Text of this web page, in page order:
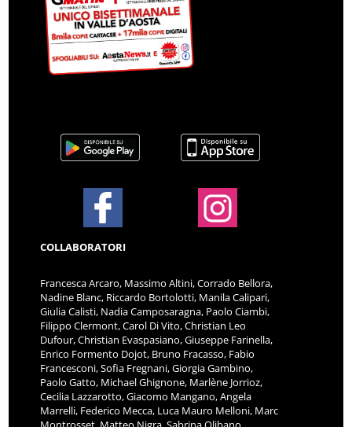
COLLABORATORI
Francesca Arcaro, Massimo Altini, Corrado Bellora,
Nadine Blanc, Riccardo Bortolotti, Manila Calipari,
Giulia Calisti, Nadia Camposaragna, Paolo Ciambi,
Filippo Clermont, Carol Di Vito, Christian Leo
Dufour, Christian Evaspasiano, Giuseppe Farinella,
Enrico Formento Dojot, Bruno Fracasso, Fabio
Francesconi, Sofia Fregnani, Giorgia Gambino,
Paolo Gatto, Michael Ghignone, Marlène Jorrioz,
Cecilia Lazzarotto, Giacomo Mangano, Angela
Marrelli, Federico Mecca, Luca Mauro Melloni, Marc